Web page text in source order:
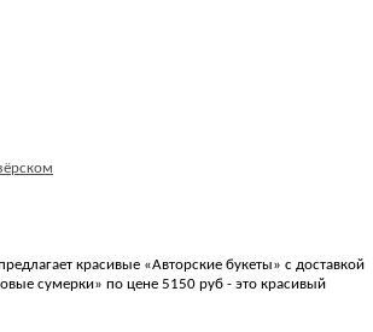
красивые «Авторские букеты» с доставкой
сумерки» по цене 5150 руб - это красивый